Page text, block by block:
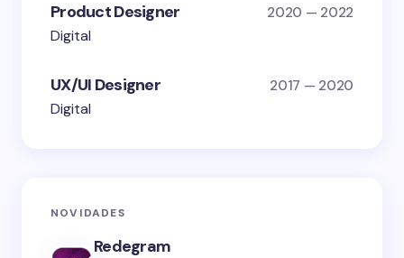
Product Designer 2020 — 2022
Digital
UX/UI Designer 2017 — 2020
Digital
NOVIDADES
Redegram